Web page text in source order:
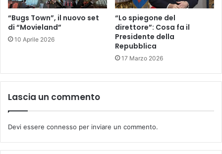
“Bugs Town”, il nuovo set
di “Movieland”
10 Aprile 2026
“Lo spiegone del
direttore”: Cosa fa il
Presidente della
Repubblica
17 Marzo 2026
Lascia un commento
Devi essere connesso per inviare un commento.